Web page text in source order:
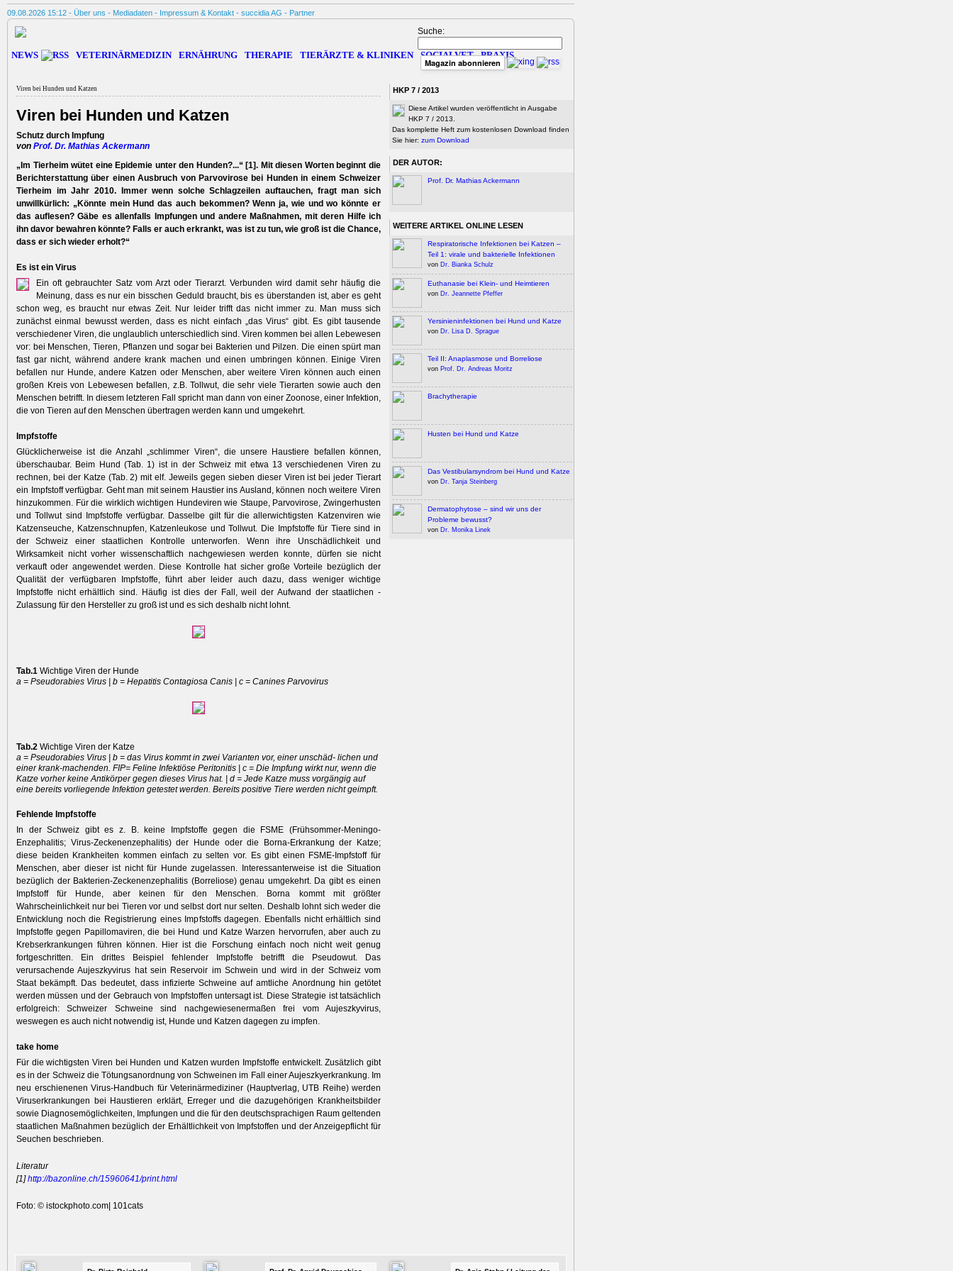
09.08.2026 15:12 - Über uns - Mediadaten - Impressum & Kontakt - succidia AG - Partner
Suche:
Magazin abonnieren
NEWS VETERINÄRMEDIZIN ERNÄHRUNG THERAPIE TIERÄRZTE & KLINIKEN SOCIALVET PRAXIS
Viren bei Hunden und Katzen
Viren bei Hunden und Katzen
Schutz durch Impfung
von Prof. Dr. Mathias Ackermann
„Im Tierheim wütet eine Epidemie unter den Hunden?...“ [1]. Mit diesen Worten beginnt die
Berichterstattung über einen Ausbruch von Parvovirose bei Hunden in einem Schweizer
Tierheim im Jahr 2010. Immer wenn solche Schlagzeilen auftauchen, fragt man sich
unwillkürlich: „Könnte mein Hund das auch bekommen? Wenn ja, wie und wo könnte er
das auflesen? Gäbe es allenfalls Impfungen und andere Maßnahmen, mit deren Hilfe ich
ihn davor bewahren könnte? Falls er auch erkrankt, was ist zu tun, wie groß ist die Chance,
dass er sich wieder erholt?“
Es ist ein Virus
Ein oft gebrauchter Satz vom Arzt oder Tierarzt. Verbunden wird damit sehr häufig die
Meinung, dass es nur ein bisschen ­Geduld braucht, bis es überstanden ist, aber es geht
schon weg, es braucht nur ­etwas Zeit. Nur leider trifft das nicht immer zu. Man muss sich
zunächst einmal bewusst werden, dass es nicht einfach „das Virus“ gibt. Es gibt tausende
verschiedener Viren, die unglaublich unterschiedlich sind. Viren kommen bei ­allen Lebewesen
vor: bei Menschen, Tieren, Pflanzen und sogar bei Bakterien und Pilzen. Die einen spürt man
fast gar nicht, während andere krank machen und einen umbringen können. ­Einige ­Viren
befallen nur Hunde, andere Katzen oder Menschen, aber weitere Viren können auch einen
großen Kreis von Lebewesen befallen, z.B. Tollwut, die sehr viele Tierarten sowie auch den
Menschen ­betrifft. In diesem letzteren Fall spricht man dann von einer Zoonose, einer Infektion,
die von Tieren auf den Menschen übertragen werden kann und umgekehrt.
Impfstoffe
Glücklicherweise ist die Anzahl „schlimmer Viren“, die unsere Haustiere befallen ­können,
überschaubar. Beim Hund (Tab. 1) ist in der Schweiz mit etwa 13 verschiedenen Viren zu
rechnen, bei der Katze (Tab. 2) mit elf. Jeweils gegen ­sieben dieser Viren ist bei jeder Tierart
ein Impfstoff verfügbar. Geht man mit ­seinem Haustier ins Ausland, können noch weitere ­Viren
hinzukommen. Für die wirklich wichtigen Hundeviren wie Staupe, Parvo­virose, Zwingerhusten
und Tollwut sind Impfstoffe verfügbar. Dasselbe gilt für die allerwichtigsten Katzenviren wie
Katzenseuche, Katzenschnupfen, Katzenleukose und Tollwut. Die Impfstoffe für Tiere sind in
der Schweiz einer staatlichen Kontrolle unterworfen. Wenn ihre Unschädlichkeit und
Wirksamkeit nicht vorher wissenschaftlich nachgewiesen werden konnte, dürfen sie nicht
verkauft oder angewendet werden. Diese Kontrolle hat sicher große Vorteile bezüglich der
Qualität der verfügbaren Impfstoffe, führt aber leider auch ­dazu, dass weniger wichtige
Impfstoffe nicht erhältlich sind. Häufig ist dies der Fall, weil der Aufwand der staat­lichen ­
Zulassung für den Hersteller zu groß ist und es sich deshalb nicht lohnt.
Tab.1 Wichtige Viren der Hunde
a = Pseudorabies Virus | b = Hepatitis Contagiosa Canis | c = Canines Parvovirus
Tab.2 Wichtige Viren der Katze
a = Pseudorabies Virus | b = das Virus kommt in zwei Varianten vor, einer unschäd- lichen und
einer krank-machenden. FIP= Feline Infektiöse Peritonitis | c = Die Impfung wirkt nur, wenn die
Katze vorher keine Antikörper gegen dieses Virus hat. | d = Jede Katze muss vorgängig auf
eine bereits vorliegende Infektion getestet werden. Bereits positive Tiere werden nicht geimpft.
Fehlende Impfstoffe
In der Schweiz gibt es z. B. keine Impfstoffe gegen die FSME (Frühsommer-­Meningo-
Enzephalitis; Virus-Zeckenenzephalitis) der Hunde oder die Borna-Erkrankung der Katze;
diese beiden Krankheiten kommen einfach zu selten vor. Es gibt einen FSME-Impfstoff für
Menschen, aber dieser ist nicht für Hunde zugelassen. Interessanterweise ist die Situation
bezüglich der Bakterien-Zeckenenzephalitis (Borreliose) genau umgekehrt. Da gibt es einen
Impfstoff für Hunde, aber keinen für den Menschen. Borna kommt mit größter
Wahrscheinlichkeit nur bei Tieren vor und selbst dort nur selten. Deshalb lohnt sich weder die
Entwicklung noch die Registrierung eines Impfstoffs dagegen. Ebenfalls nicht erhältlich sind
Impfstoffe gegen Papillomaviren, die bei Hund und Katze Warzen hervor­rufen, aber auch zu
Krebserkrankungen führen können. Hier ist die Forschung einfach noch nicht weit genug
fortgeschritten. Ein drittes Beispiel fehlender Impfstoffe betrifft die Pseudowut. Das
verursachende Aujeszkyvirus hat sein Reservoir im Schwein und wird in der Schweiz vom
Staat bekämpft. Das bedeutet, dass infizierte Schweine auf amtliche Anordnung hin getötet
werden müssen und der Gebrauch von Impfstoffen untersagt ist. Diese Strategie ist tatsächlich
erfolgreich: Schweizer Schweine sind nachgewiesenermaßen frei vom Aujeszkyvirus,
weswegen es auch nicht notwendig ist, Hunde und Katzen ­dagegen zu impfen.
take home
Für die wichtigsten Viren bei Hunden und Katzen wurden Impfstoffe entwickelt. ­Zusätzlich gibt
es in der Schweiz die Tötungsanordnung von Schweinen im Fall einer Aujeszkyerkrankung. Im
neu erschienenen Virus-Handbuch für Veterinärmediziner (Hauptverlag, UTB Reihe) werden
Viruserkrankungen bei Haustieren erklärt, Erreger und die dazugehörigen Krankheitsbilder
sowie Diagnosemöglichkeiten, Impfungen und die für den deutschsprachigen Raum geltenden
staatlichen Maßnahmen bezüglich der Erhältlichkeit von Impfstoffen und der Anzeigepflicht für
Seuchen beschrieben.
Literatur
[1]http://bazonline.ch/15960641/print.html
Foto: © istockphoto.com| 101cats
HKP 7 / 2013
Diese Artikel wurden veröffentlicht in Ausgabe
HKP 7 / 2013.
Das komplette Heft zum kostenlosen Download finden
Sie hier: zum Download
DER AUTOR:
Prof. Dr. Mathias Ackermann
WEITERE ARTIKEL ONLINE LESEN
Respiratorische Infektionen bei Katzen –
Teil 1: virale und bakterielle Infektionen
von Dr. Bianka Schulz
Euthanasie bei Klein- und Heimtieren
von Dr. Jeannette Pfeffer
Yersinieninfektionen bei Hund und Katze
von Dr. Lisa D. Sprague
Teil II: Anaplasmose und Borreliose
von Prof. Dr. Andreas Moritz
Brachytherapie
Husten bei Hund und Katze
Das Vestibularsyndrom bei Hund und Katze
von Dr. Tanja Steinberg
Dermatophytose – sind wir uns der
Probleme bewusst?
von Dr. Monika Linek